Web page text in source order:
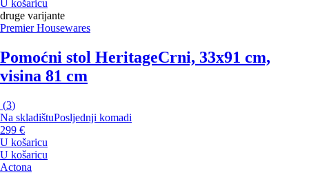
U košaricu
druge varijante
Premier Housewares
Pomoćni stol HeritageCrni, 33x91 cm,
visina 81 cm
(3)
Na skladištuPosljednji komadi
299 €
U košaricu
U košaricu
Actona